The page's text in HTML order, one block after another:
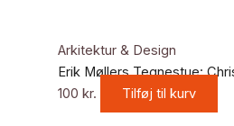
Arkitektur & Design
Erik Møllers Tegnestue:
100 kr. Tilføj til kurv